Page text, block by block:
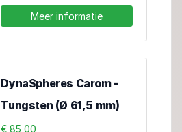
Meer informatie
DynaSpheres Carom -
Tungsten (Ø 61,5 mm)
€ 85,00